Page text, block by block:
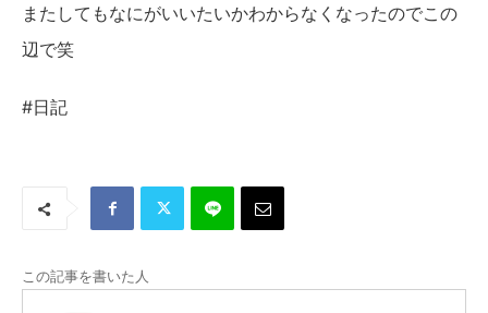
またしてもなにがいいたいかわからなくなったのでこの
辺で笑
#日記
この記事を書いた人